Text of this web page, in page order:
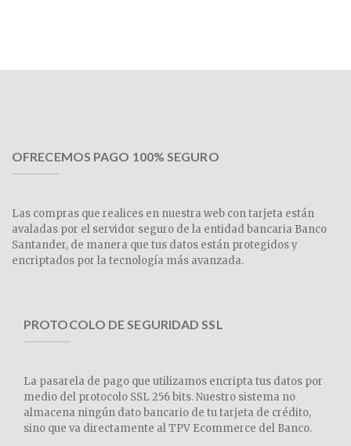
OFRECEMOS PAGO 100% SEGURO
Las compras que realices en nuestra web con tarjeta están
avaladas por el servidor seguro de la entidad bancaria Banco
Santander, de manera que tus datos están protegidos y
encriptados por la tecnología más avanzada.
PROTOCOLO DE SEGURIDAD SSL
La pasarela de pago que utilizamos encripta tus datos por
medio del protocolo SSL 256 bits. Nuestro sistema no
almacena ningún dato bancario de tu tarjeta de crédito,
sino que va directamente al TPV Ecommerce del Banco.